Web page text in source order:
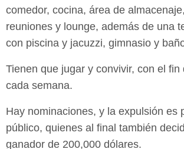
comedor, cocina, área de
reuniones y lounge, además de una
con piscina y jacuzzi, gimnasio y
Tienen que jugar y convivir, con el fin
cada semana.
Hay nominaciones, y la expulsión es
público, quienes al final también
ganador de 200,000 dólares.